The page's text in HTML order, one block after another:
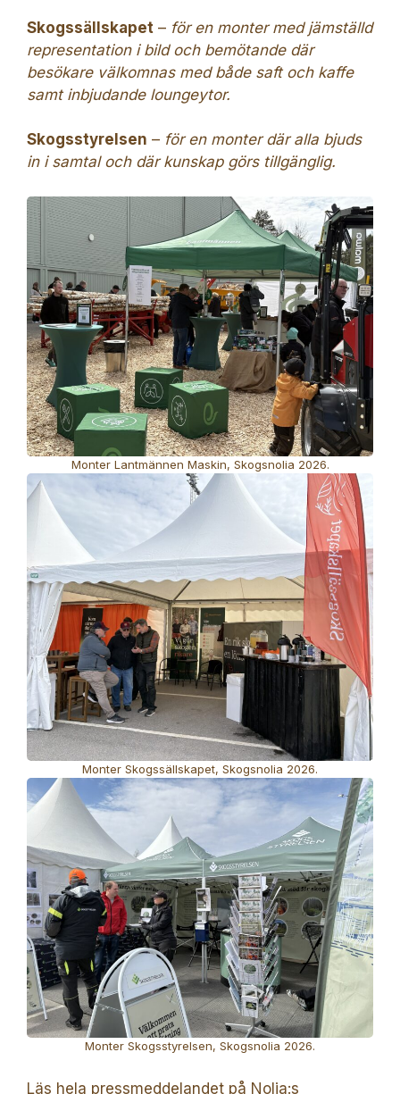
Skogssällskapet – för en monter med jämställd
representation i bild och bemötande där
besökare välkomnas med både saft och kaffe
samt inbjudande loungeytor.
Skogsstyrelsen – för en monter där alla bjuds
in i samtal och där kunskap görs tillgänglig.
Monter Lantmännen Maskin, Skogsnolia 2026.
Monter Skogssällskapet, Skogsnolia 2026.
Monter Skogsstyrelsen, Skogsnolia 2026.
Läs hela pressmeddelandet på Nolia:s